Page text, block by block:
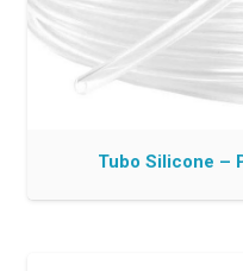
Tubo Silicone –